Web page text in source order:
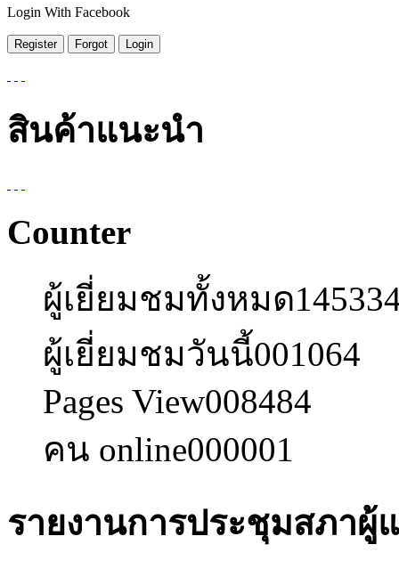
Login With Facebook
สินค้าแนะนำ
Counter
ผู้เยี่ยมชมทั้งหมด
ผู้เยี่ยมชมวันนี้001064
Pages View008484
คน online000001
รายงานการประชุมสภา